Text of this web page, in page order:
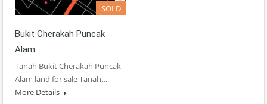
SOLD
Bukit Cherakah Puncak
Alam
Tanah Bukit Cherakah Puncak
Alam land for sale Tanah…
More Details